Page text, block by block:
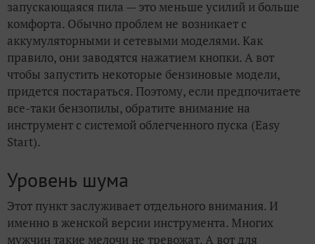
запускающаяся пила — это меньше усилий и больше
комфорта. Обычно проблем не возникает с
аккумуляторными и сетевыми моделями. Как
правило, они заводятся нажатием кнопки. А вот
чтобы запустить некоторые бензиновые модели,
придется постараться. Поэтому, если предпочитаете
все-таки бензопилы, обратите внимание на
инструмент с системой облегченного пуска (Easy
Start).
Уровень шума
Этот пункт заслуживает отдельного внимания. И
именно в женской версии инструмента. Многих
мужчин такие мелочи не тревожат. А вот для